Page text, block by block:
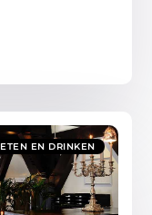
ETEN EN DRINKEN